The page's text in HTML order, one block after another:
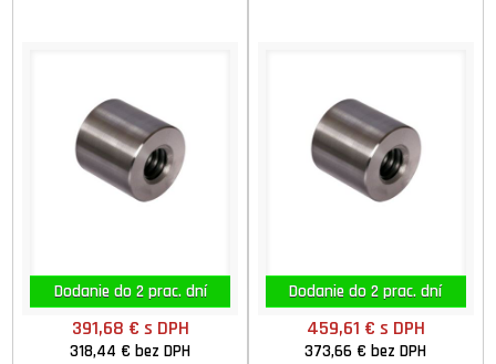
Dodanie do 2 prac. dní
391,68 € s DPH
318,44 €bez DPH
Dodanie do 2 prac. dní
459,61 € s DPH
373,66 €bez DPH